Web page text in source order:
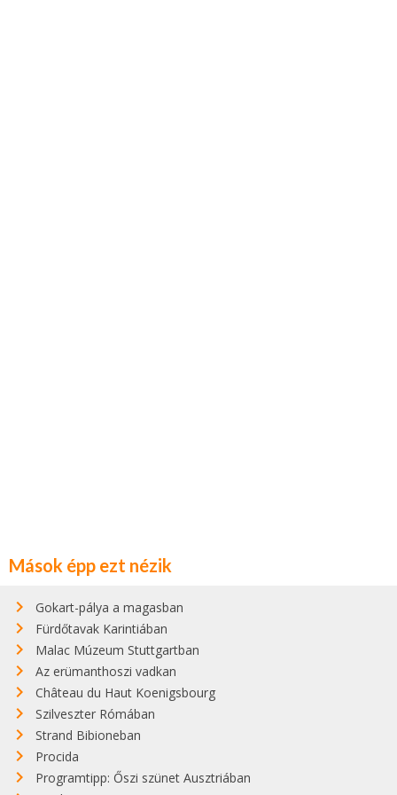
Mások épp ezt nézik
Gokart-pálya a magasban
Fürdőtavak Karintiában
Malac Múzeum Stuttgartban
Az erümanthoszi vadkan
Château du Haut Koenigsbourg
Szilveszter Rómában
Strand Bibioneban
Procida
Programtipp: Őszi szünet Ausztriában